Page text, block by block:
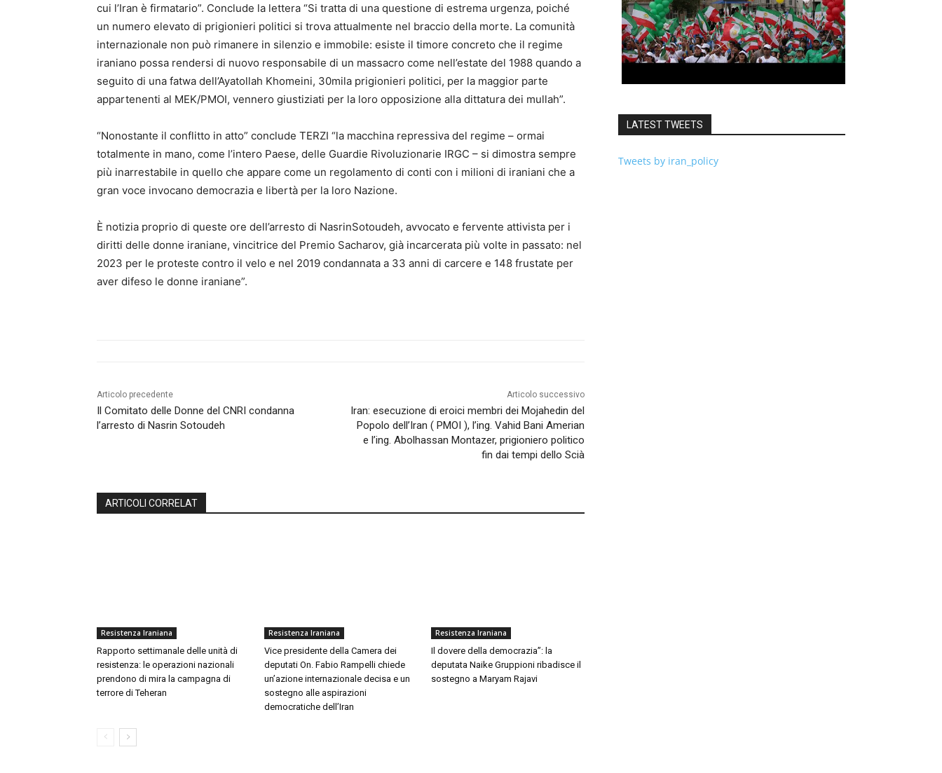
cui l’Iran è firmatario”. Conclude la lettera “Si tratta di una questione di estrema urgenza, poiché
un numero elevato di prigionieri politici si trova attualmente nel braccio della morte. La comunità
internazionale non può rimanere in silenzio e immobile: esiste il timore concreto che il regime
iraniano possa rendersi di nuovo responsabile di un massacro come nell’estate del 1988 quando a
seguito di una fatwa dell’Ayatollah Khomeini, 30mila prigionieri politici, per la maggior parte
appartenenti al MEK/PMOI, vennero giustiziati per la loro opposizione alla dittatura dei mullah”.
“Nonostante il conflitto in atto” conclude TERZI “la macchina repressiva del regime – ormai
totalmente in mano, come l’intero Paese, delle Guardie Rivoluzionarie IRGC – si dimostra sempre
più inarrestabile in quello che appare come un regolamento di conti con i milioni di iraniani che a
gran voce invocano democrazia e libertà per la loro Nazione.
È notizia proprio di queste ore dell’arresto di NasrinSotoudeh, avvocato e fervente attivista per i
diritti delle donne iraniane, vincitrice del Premio Sacharov, già incarcerata più volte in passato: nel
2023 per le proteste contro il velo e nel 2019 condannata a 33 anni di carcere e 148 frustate per
aver difeso le donne iraniane”.
Articolo precedente
Il Comitato delle Donne del CNRI condanna
l’arresto di Nasrin Sotoudeh
Articolo successivo
Iran: esecuzione di eroici membri dei Mojahedin del
Popolo dell’Iran ( PMOI ), l’ing. Vahid Bani Amerian
e l’ing. Abolhassan Montazer, prigioniero politico
fin dai tempi dello Scià
ARTICOLI CORRELAT
Resistenza Iraniana
Rapporto settimanale delle unità di
resistenza: le operazioni nazionali
prendono di mira la campagna di
terrore di Teheran
Resistenza Iraniana
Vice presidente della Camera dei
deputati On. Fabio Rampelli chiede
un’azione internazionale decisa e un
sostegno alle aspirazioni
democratiche dell’Iran
Resistenza Iraniana
Il dovere della democrazia”: la
deputata Naike Gruppioni ribadisce il
sostegno a Maryam Rajavi
LATEST TWEETS
Tweets by iran_policy